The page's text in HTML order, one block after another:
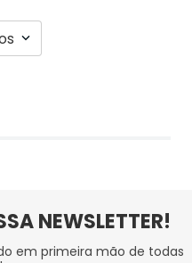
NEWSLETTER!
em primeira mão de todas